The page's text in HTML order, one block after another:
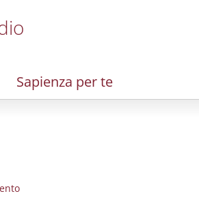
Sapienza per te